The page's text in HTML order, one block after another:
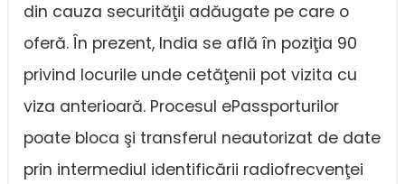
din cauza securităţii adăugate pe care o
oferă. În prezent, India se află în poziţia 90
privind locurile unde cetăţenii pot vizita cu
viza anterioară. Procesul ePassporturilor
poate bloca şi transferul neautorizat de date
prin intermediul identificării radiofrecvenţei